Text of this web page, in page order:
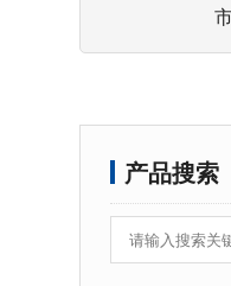
产品搜索